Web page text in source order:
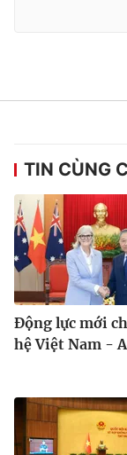
TIN CÙNG
Động lực mới
hệ Việt Nam -